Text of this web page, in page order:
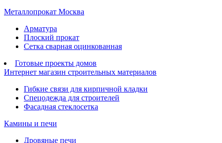
Металлопрокат Москва
Арматура
Плоский прокат
Сетка сварная оцинкованная
Готовые проекты домов
Интернет магазин строительных материалов
Гибкие связи для кирпичной кладки
Спецодежда для строителей
Фасадная стеклосетка
Камины и печи
Дровяные печи